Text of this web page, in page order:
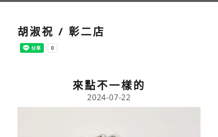
胡淑祝 / 彰二店
來點不一樣的
2024-07-22